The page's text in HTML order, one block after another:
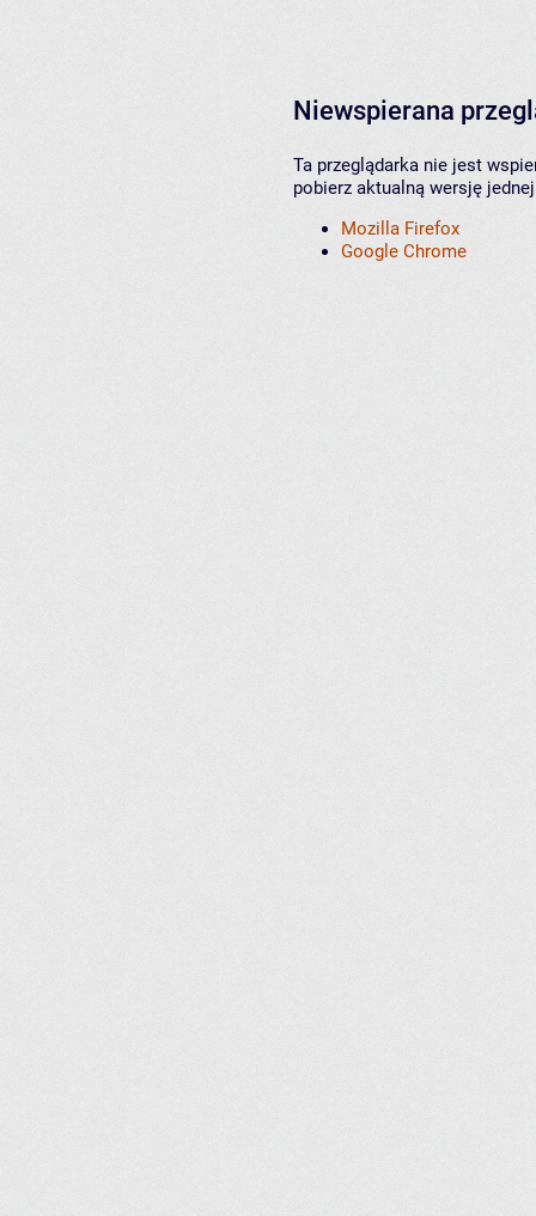
Niewspierana
Ta przeglądarka nie jest
pobierz aktualną wersję
Mozilla Firefox
Google Chrome